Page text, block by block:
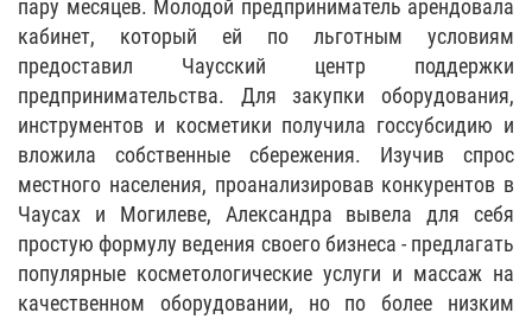
пару месяцев. Молодой предприниматель арендовала
кабинет, который ей по льготным условиям
предоставил Чаусский центр поддержки
предпринимательства. Для закупки оборудования,
инструментов и косметики получила госсубсидию и
вложила собственные сбережения. Изучив спрос
местного населения, проанализировав конкурентов в
Чаусах и Могилеве, Александра вывела для себя
простую формулу ведения своего бизнеса - предлагать
популярные косметологические услуги и массаж на
качественном оборудовании, но по более низким